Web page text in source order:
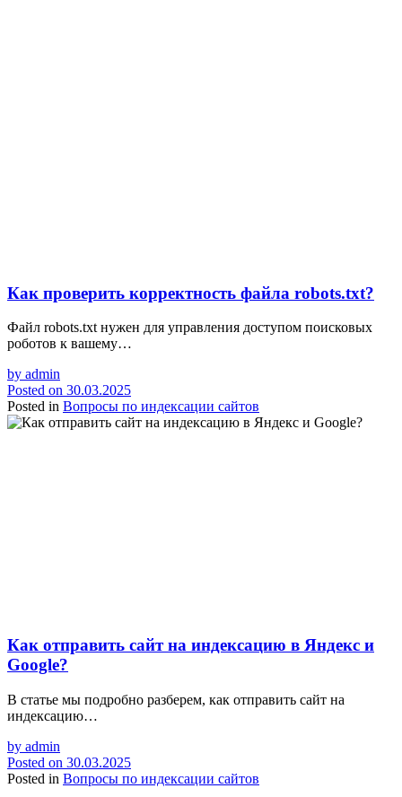
Как проверить корректность файла robots.txt?
Файл robots.txt нужен для управления доступом поисковых
роботов к вашему…
by admin
Posted on 30.03.2025
Posted in Вопросы по индексации сайтов
Как отправить сайт на индексацию в Яндекс и
Google?
В статье мы подробно разберем, как отправить сайт на
индексацию…
by admin
Posted on 30.03.2025
Posted in Вопросы по индексации сайтов